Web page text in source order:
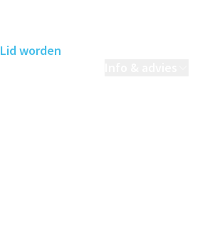
Lid worden